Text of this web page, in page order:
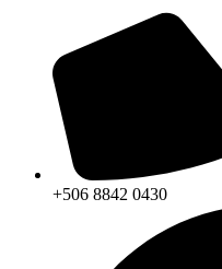
+506 8842 0430